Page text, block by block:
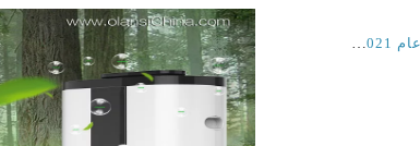
أفضل أجهزة تنقية الهواء للحساسية والربو من الصين مصنعي الترشيح الجوي في عام 2021 و 2022